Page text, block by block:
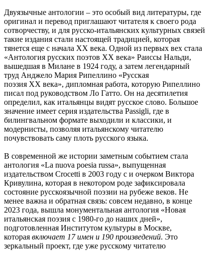
Двуязычные антологии ‒ это особый вид литературы, где
оригинал и перевод приглашают читателя к своего рода
сотворчеству, и для русско-итальянских культурных связей
такие издания стали настоящей традицией, которая
тянется еще с начала XX века. Одной из первых вех стала
«Антология русских поэтов XX века» Раиссы Нальди,
вышедшая в Милане в 1924 году, а затем легендарный
труд Анджело Мария Рипеллино «Русская
поэзия XX века», дипломная работа, которую Рипеллино
писал под руководством Ло Гатто. Он на десятилетия
определил, как итальянцы видят русское слово. Большое
значение имеет серия издательства Passigli, где в
билингвальном формате выходили и классики, и
модернисты, позволяя итальянскому читателю
почувствовать саму плоть русского языка.
В современной же истории заметным событием стала
антология «La nuova poesia russa», выпущенная
издательством Crocetti в 2003 году с и очерком Виктора
Кривулина, которая в некотором роде зафиксировала
состояние русскоязычной поэзии на рубеже веков. Не
менее важна и обратная связь: совсем недавно, в конце
2023 года, вышла монументальная антология «Новая
итальянская поэзия с 1980-го до наших дней»,
подготовленная Институтом культуры в Москве,
которая включает 17 имен и 190 произведений. Это
зеркальный проект, где уже русскому читателю